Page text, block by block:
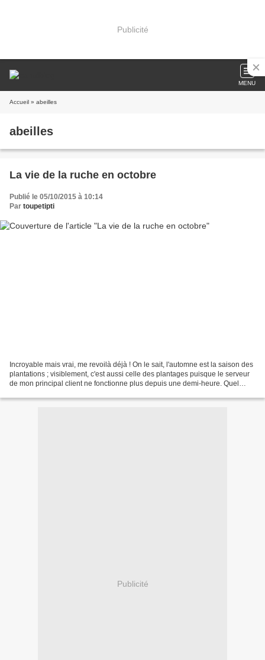
Publicité
MENU
Accueil » abeilles
abeilles
La vie de la ruche en octobre
Publié le 05/10/2015 à 10:14
Par toupetipti
Incroyable mais vrai, me revoilà déjà ! On le sait, l'automne est la saison des
plantations ; visiblement, c'est aussi celle des plantages puisque le serveur
de mon principal client ne fonctionne plus depuis une demi-heure. Quel
Publicité